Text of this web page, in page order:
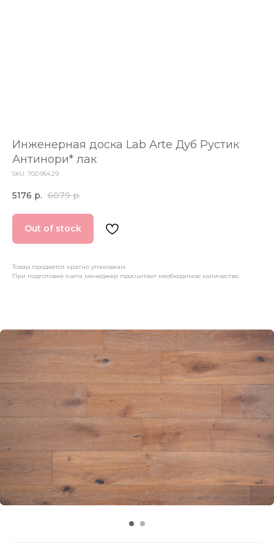
Инженерная доска Lab Arte Дуб Рустик
Антинори* лак
SKU: 700.954.29
5176 р. 6079 р.
Out of stock
Товар продается кратно упаковкам.
При подготовке счета менеджер просчитает необходимое количество.